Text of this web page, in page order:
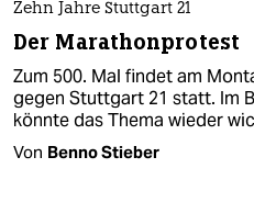
Zehn Jahre Stuttgart 21
Der Marathonprotest
Zum 500. Mal findet am
gegen Stuttgart 21 statt. Im
könnte das Thema wieder
Von Benno Stieber